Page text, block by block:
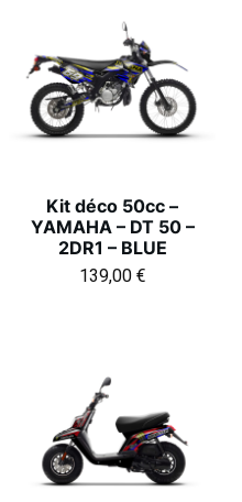
Kit déco 50cc –
YAMAHA – DT 50 –
2DR1 – BLUE
139,00 €